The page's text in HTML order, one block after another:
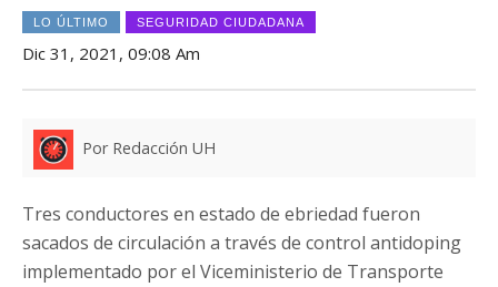
LO ÚLTIMO SEGURIDAD CIUDADANA
Dic 31, 2021, 09:08 Am
Por Redacción UH
Tres conductores en estado de ebriedad fueron
sacados de circulación a través de control antidoping
implementado por el Viceministerio de Transporte